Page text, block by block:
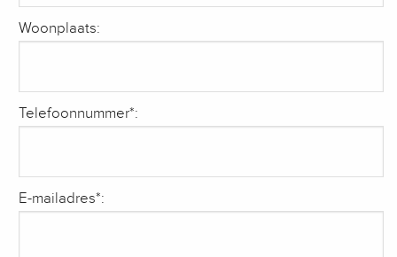
Woonplaats:
Telefoonnummer*:
E-mailadres*: